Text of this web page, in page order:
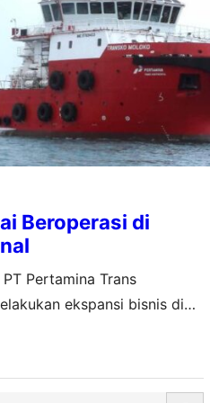
Beroperasi di
Pertamina Trans
ekspansi bisnis di
perairan Malaysia.
ditandatanganinya